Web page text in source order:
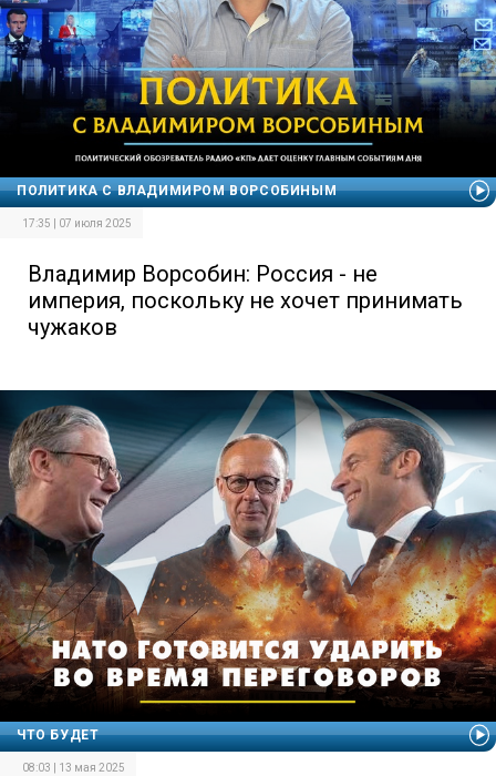
ПОЛИТИКА С ВЛАДИМИРОМ ВОРСОБИНЫМ
17:35 | 07 июля 2025
Владимир Ворсобин: Россия - не
империя, поскольку не хочет принимать
чужаков
ЧТО БУДЕТ
08:03 | 13 мая 2025